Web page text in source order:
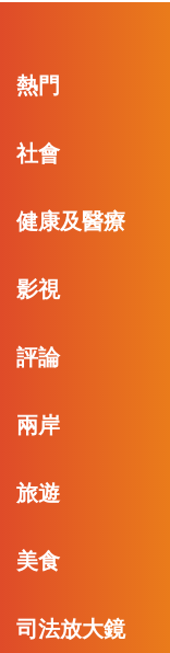
熱門
社會
健康及醫療
影視
評論
兩岸
旅遊
美食
司法放大鏡